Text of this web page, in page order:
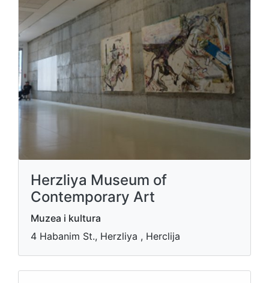
Herzliya Museum of
Contemporary Art
Muzea i kultura
4 Habanim St., Herzliya ​, Herclija